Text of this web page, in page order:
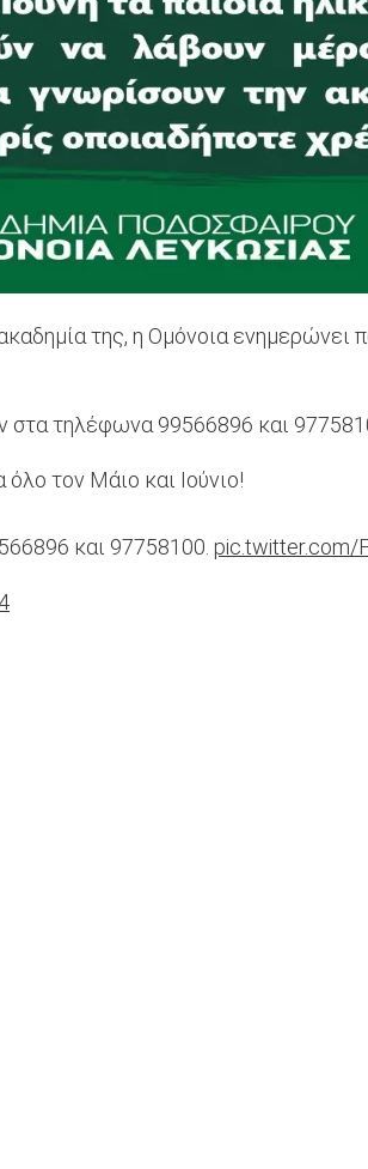
της, η Ομόνοια
στα τηλέφωνα 99566896 και
τον Μάιο και Ιούνιο!
και 97758100. pic.twitter.com/